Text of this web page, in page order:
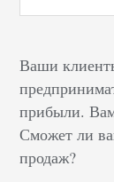
Ваши
прибыли.
Сможет ли
продаж?